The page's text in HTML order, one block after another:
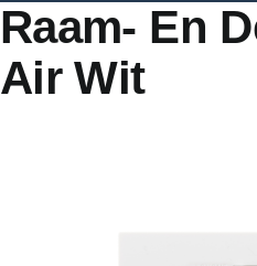
Raam- En
Air Wit